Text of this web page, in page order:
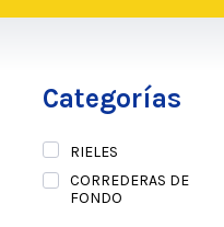
Categorías
RIELES
CORREDERAS DE
FONDO